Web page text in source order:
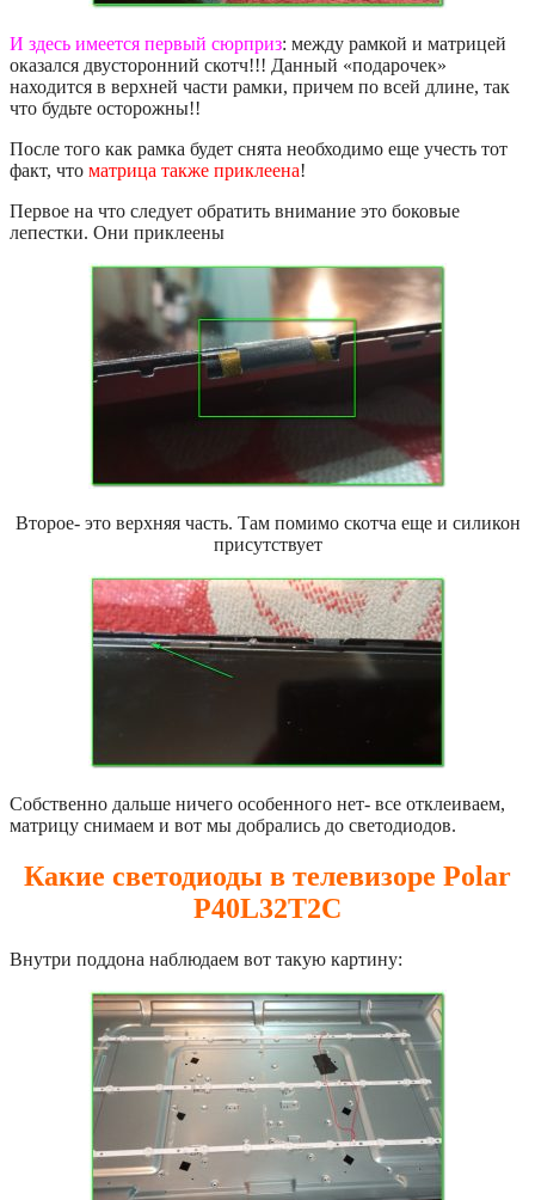
И здесь имеется первый сюрприз: между рамкой и матрицей
оказался двусторонний скотч!!! Данный «подарочек»
находится в верхней части рамки, причем по всей длине, так
что будьте осторожны!!
После того как рамка будет снята необходимо еще учесть тот
факт, что матрица также приклеена!
Первое на что следует обратить внимание это боковые
лепестки. Они приклеены
Второе- это верхняя часть. Там помимо скотча еще и силикон
присутствует
Собственно дальше ничего особенного нет- все отклеиваем,
матрицу снимаем и вот мы добрались до светодиодов.
Какие светодиоды в телевизоре Polar
P40L32T2C
Внутри поддона наблюдаем вот такую картину: